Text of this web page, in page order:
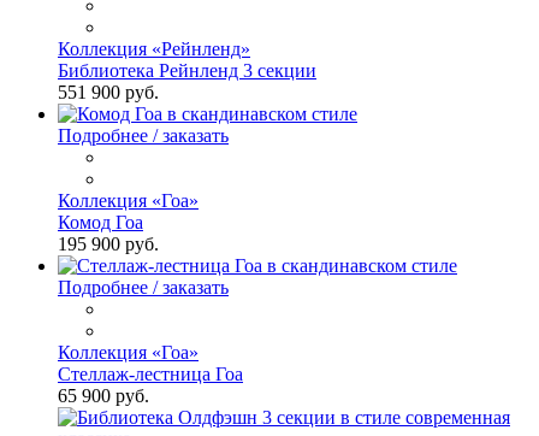
Коллекция «Рейнленд»
Библиотека Рейнленд 3 секции
551 900 руб.
Подробнее / заказать
Коллекция «Гоа»
Комод Гоа
195 900 руб.
Подробнее / заказать
Коллекция «Гоа»
Стеллаж-лестница Гоа
65 900 руб.